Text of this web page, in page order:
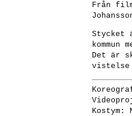
Från
Stycket
Det är
vistelse
Kostym: